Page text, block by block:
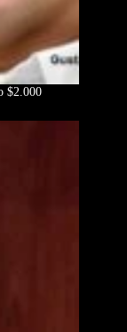
$2.000